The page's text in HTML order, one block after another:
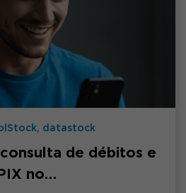
datastock
de débitos e
no…